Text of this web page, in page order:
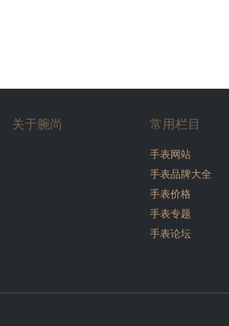
关于腕尚 常用栏目
手表网站
手表品牌大全
手表价格
手表专题
手表论坛